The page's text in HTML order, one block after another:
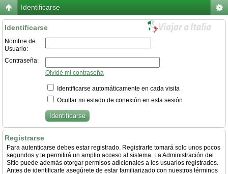
Identificarse
Identificarse
Nombre de
Usuario:
Contraseña:
Olvidé mi contraseña
Identificarse automáticamente en cada visita
Ocultar mi estado de conexión en esta sesión
Registrarse
Para autenticarse debes estar registrado. Registrarte tomará solo unos pocos
segundos y te permitirá un amplio acceso al sistema. La Administración del
Sitio puede además otorgar permisos adicionales a los usuarios registrados.
Antes de identificarte asegúrete de estar familiarizado con nuestros términos